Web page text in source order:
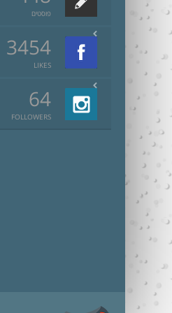
פוסטים
3454
LIKES
64
FOLLOWERS